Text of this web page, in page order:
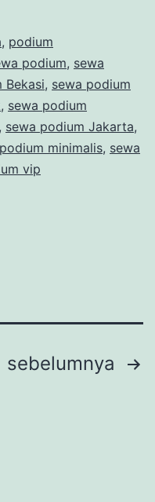
, podium
podium, sewa
Bekasi, sewa podium
, sewa podium
, sewa podium Jakarta,
minimalis, sewa
vip
sebelumnya